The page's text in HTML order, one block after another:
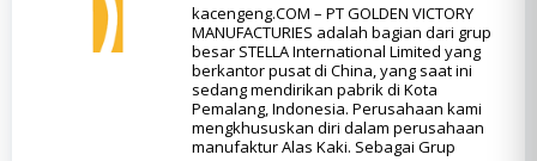
kacengeng.COM – PT GOLDEN VICTORY
MANUFACTURIES adalah bagian dari grup
besar STELLA International Limited yang
berkantor pusat di China, yang saat ini
sedang mendirikan pabrik di Kota
Pemalang, Indonesia. Perusahaan kami
mengkhususkan diri dalam perusahaan
manufaktur Alas Kaki. Sebagai Grup